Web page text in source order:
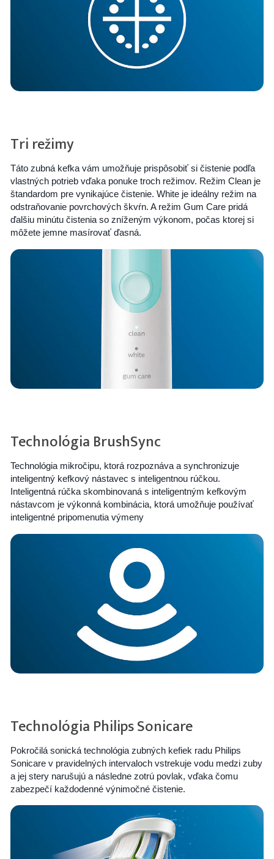
Tri režimy
Táto zubná kefka vám umožňuje prispôsobiť si čistenie podľa
vlastných potrieb vďaka ponuke troch režimov. Režim Clean je
štandardom pre vynikajúce čistenie. White je ideálny režim na
odstraňovanie povrchových škvŕn. A režim Gum Care pridá
ďalšiu minútu čistenia so zníženým výkonom, počas ktorej si
môžete jemne masírovať ďasná.
Technológia BrushSync
Technológia mikročipu, ktorá rozpoznáva a synchronizuje
inteligentný kefkový nástavec s inteligentnou rúčkou.
Inteligentná rúčka skombinovaná s inteligentným kefkovým
nástavcom je výkonná kombinácia, ktorá umožňuje používať
inteligentné pripomenutia výmeny
Technológia Philips Sonicare
Pokročilá sonická technológia zubných kefiek radu Philips
Sonicare v pravidelných intervaloch vstrekuje vodu medzi zuby
a jej stery narušujú a následne zotrú povlak, vďaka čomu
zabezpečí každodenné výnimočné čistenie.